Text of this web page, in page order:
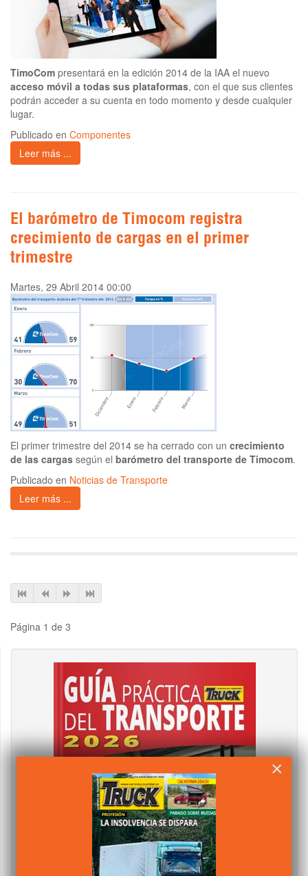
TimoCom presentará en la edición 2014 de la IAA el nuevo
acceso móvil a todas sus plataformas, con el que sus clientes
podrán acceder a su cuenta en todo momento y desde cualquier
lugar.
Publicado en Componentes
Leer más ...
El barómetro de Timocom registra
crecimiento de cargas en el primer
trimestre
Martes, 29 Abril 2014 00:00
El primer trimestre del 2014 se ha cerrado con un crecimiento
de las cargas según el barómetro del transporte de Timocom.
Publicado en Noticias de Transporte
Leer más ...
Página 1 de 3
×